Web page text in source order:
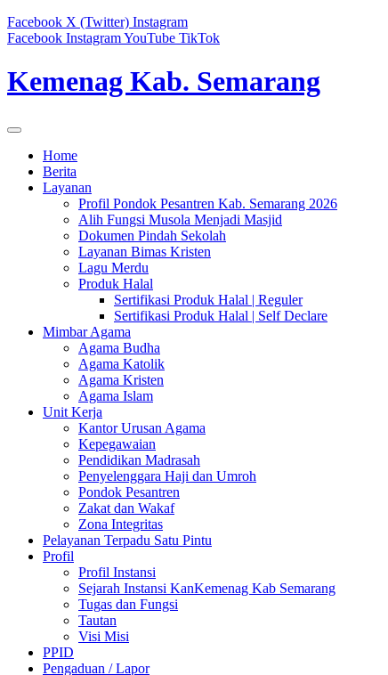
Facebook X (Twitter) Instagram
Facebook InstagramYouTube TikTok
Kemenag Kab. Semarang
Home
Berita
Layanan
Profil Pondok Pesantren Kab. Semarang 2026
Alih Fungsi Musola Menjadi Masjid
Dokumen Pindah Sekolah
Layanan Bimas Kristen
Lagu Merdu
Produk Halal
Sertifikasi Produk Halal | Reguler
Sertifikasi Produk Halal | Self Declare
Mimbar Agama
Agama Budha
Agama Katolik
Agama Kristen
Agama Islam
Unit Kerja
Kantor Urusan Agama
Kepegawaian
Pendidikan Madrasah
Penyelenggara Haji dan Umroh
Pondok Pesantren
Zakat dan Wakaf
Zona Integritas
Pelayanan Terpadu Satu Pintu
Profil
Profil Instansi
Sejarah Instansi KanKemenag Kab Semarang
Tugas dan Fungsi
Tautan
Visi Misi
PPID
Pengaduan / Lapor